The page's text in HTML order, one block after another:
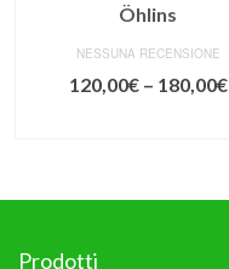
Öhlins
NESSUNA RECENSIONE
120,00€– 180,00€
Prodotti